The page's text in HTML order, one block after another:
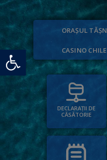
Deschide bara de unelte
ORAȘUL
CASINO
DECLARAȚII DE
CĂSĂTORIE